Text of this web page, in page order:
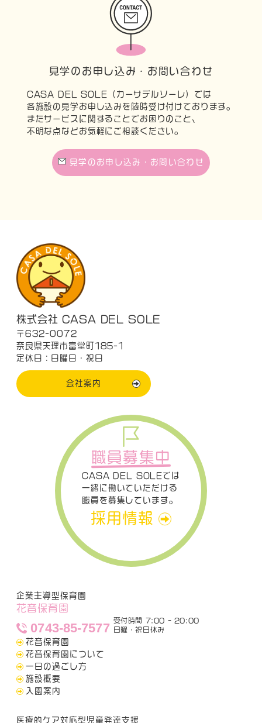
見学のお申し込み・お問い合わせ
CASA DEL SOLE（カーサデルソーレ）では
各施設の見学お申し込みを随時受け付けております。
またサービスに関することでお困りのこと、
不明な点などお気軽にご相談ください。
見学のお申し込み・お問い合わせ
株式会社 CASA DEL SOLE
〒632-0072
奈良県天理市富堂町185-1
定休日：日曜日・祝日
会社案内
職員募集中
CASA DEL SOLEでは
一緒に働いていただける
職員を募集しています。
採用情報
企業主導型保育園
花音保育園
0743-85-7577
受付時間 7:00 - 20:00
日曜・祝日休み
花音保育園
花音保育園について
一日の過ごし方
施設概要
入園案内
医療的ケア対応型児童発達支援